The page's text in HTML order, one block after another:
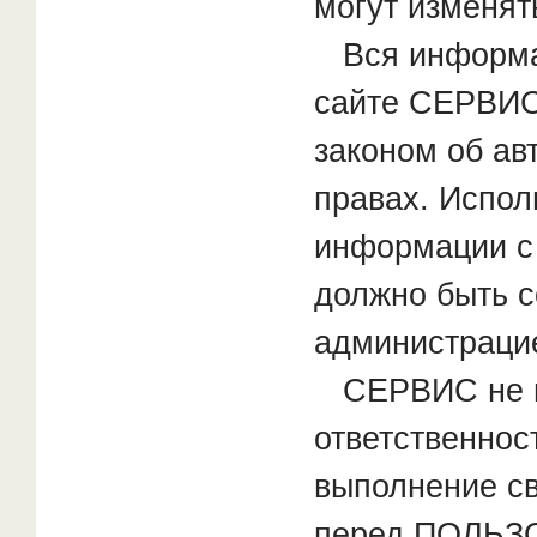
могут
Вся
сайте
законом об
правах.
информации
должно быть
СЕРВИС не
выполнение